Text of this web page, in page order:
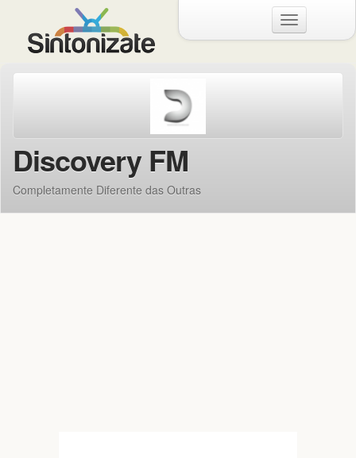
Menu
Discovery FM
Completamente Diferente das Outras